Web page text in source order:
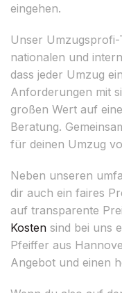
eingehen.
Unser
nationalen und
dass jeder Umzug
Anforderungen mit
großen Wert auf
Beratung.
für deinen Umzug
Neben unseren
dir auch ein faires
auf transparente
Kosten sind bei uns
Pfeiffer aus
Angebot und einen